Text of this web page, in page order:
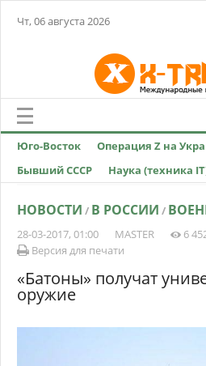
Чт, 06 августа 2026
Юго-Восток Операция Z на
Бывший СССР
Наука (техника
НОВОСТИ / В РОССИИ /
28-03-2017, 01:00 MASTER
6
Версия для печати
«Батоны» получат
оружие